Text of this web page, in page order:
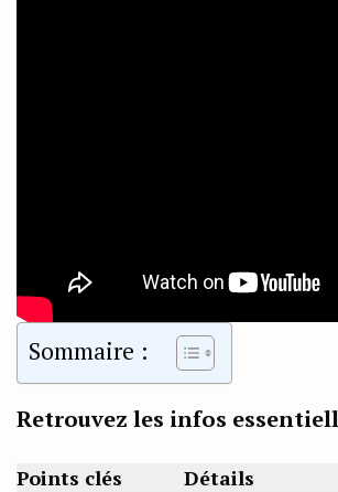
Sommaire :
Retrouvez les infos
Points clés Détails